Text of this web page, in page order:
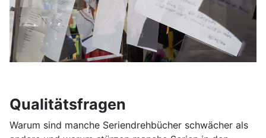
Qualitätsfragen
Warum sind manche Seriendrehbücher schwächer als